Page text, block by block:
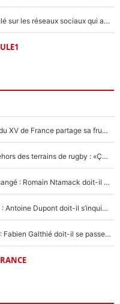
Lewis Hamilton : Le talent inattendu dévoilé sur les réseaux sociaux qui a impressionné Kim Kardashian pendant leurs vacances en amoureux !
Mis de côté par Fabien Galthié, un joueur du XV de France partage sa frustration : «ils ne me l’ont pas dit tout de suite»
La raison d'être de Matthieu Jalibert en dehors des terrains de rugby : «Ça m'atteint autant que si tu touches à un membre de ma famille»
XV de France - Matthieu Jalibert a tout changé : Romain Ntamack doit-il s’inquiéter pour sa place à un an de la Coupe du monde ?
«Le XV de France est meilleur avec Lucu» : Antoine Dupont doit-il s’inquiéter pour sa place ?
Le XV de France a trouvé son remplaçant : Fabien Galthié doit-il se passer d'Antoine Dupont ?